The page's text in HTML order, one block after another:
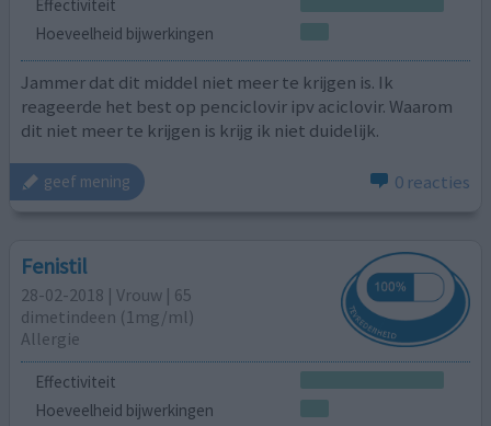
Effectiviteit
Hoeveelheid bijwerkingen
Jammer dat dit middel niet meer te krijgen is. Ik
reageerde het best op penciclovir ipv aciclovir. Waarom
dit niet meer te krijgen is krijg ik niet duidelijk.
geef mening 0 reacties
Fenistil
28-02-2018 | Vrouw | 65
dimetindeen (1mg/ml)
Allergie
Effectiviteit
Hoeveelheid bijwerkingen